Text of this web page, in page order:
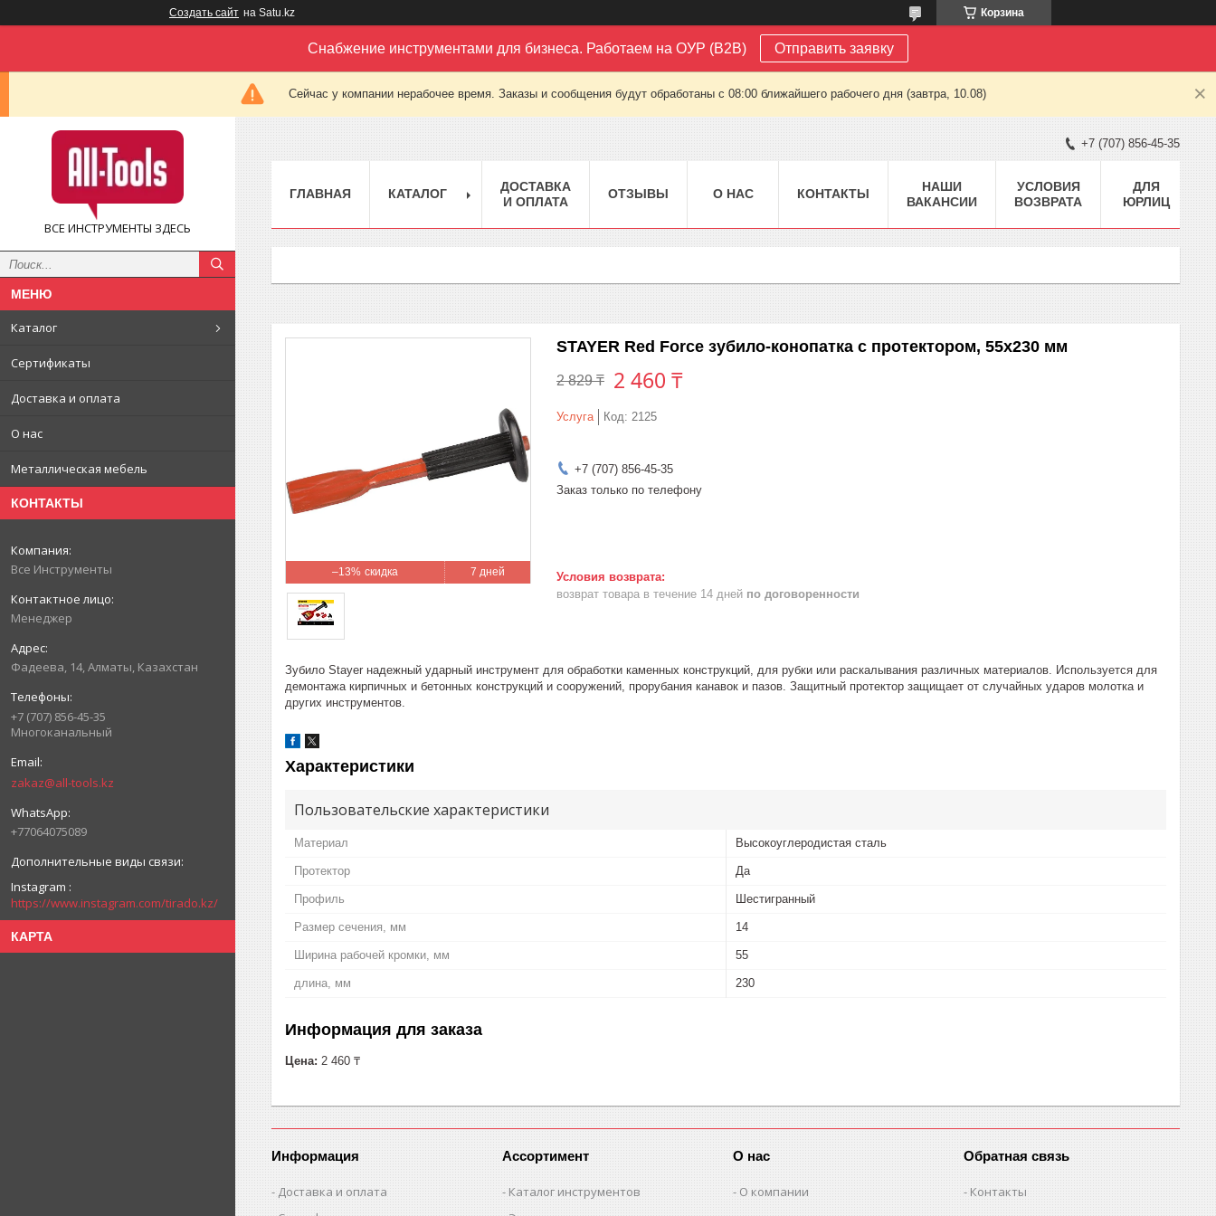
Создать сайт на Satu.kz Корзина
Снабжение инструментами для бизнеса. Работаем на ОУР (B2B) Отправить заявку
Сейчас у компании нерабочее время. Заказы и сообщения будут обработаны с 08:00 ближайшего рабочего дня (завтра, 10.08)
ВСЕ ИНСТРУМЕНТЫ ЗДЕСЬ
Каталог
Сертификаты
Доставка и оплата
О нас
Металлическая мебель
КОНТАКТЫ
Все Инструменты
Менеджер
Фадеева, 14, Алматы, Казахстан
+7 (707) 856-45-35
Многоканальный
zakaz@all-tools.kz
+77064075089
Instagram
https://www.instagram.com/tirado.kz/
КАРТА
+7 (707) 856-45-35
ГЛАВНАЯ КАТАЛОГ
ДОСТАВКА
И ОПЛАТА
ОТЗЫВЫ О НАС КОНТАКТЫ
НАШИ
ВАКАНСИИ
УСЛОВИЯ
ВОЗВРАТА
ДЛЯ
ЮРЛИЦ
–13% 7 дней
STAYER Red Force зубило-конопатка с протектором, 55х230 мм
2 829 ₸ 2 460 ₸
Услуга Код: 2125
+7 (707) 856-45-35
Заказ только по телефону
возврат товара в течение 14 дней по договоренности
Зубило Stayer надежный ударный инструмент для обработки каменных конструкций, для рубки или раскалывания различных материалов. Используется для
демонтажа кирпичных и бетонных конструкций и сооружений, прорубания канавок и пазов. Защитный протектор защищает от случайных ударов молотка и
других инструментов.
Характеристики
Пользовательские характеристики
Материал Высокоуглеродистая сталь
Протектор Да
Профиль Шестигранный
Размер сечения, мм 14
Ширина рабочей кромки, мм 55
длина, мм 230
Информация для заказа
Цена: 2 460 ₸
Информация
Доставка и оплата
Ассортимент
Каталог инструментов
О нас
О компании
Обратная связь
Контакты